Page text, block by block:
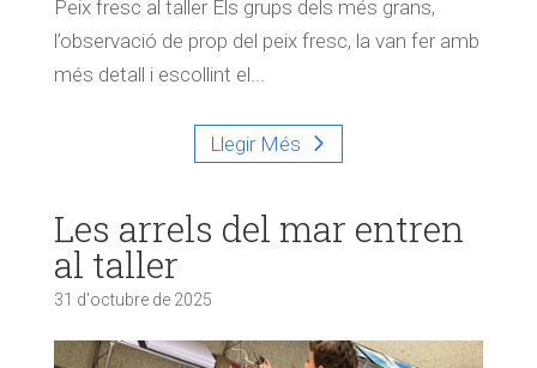
Peix fresc al taller Els grups dels més grans,
l’observació de prop del peix fresc, la van fer amb
més detall i escollint el...
Llegir Més
Les arrels del mar entren
al taller
31 d'octubre de 2025